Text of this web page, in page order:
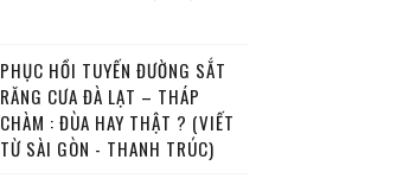
PHỤC HỒI TUYẾN ĐƯỜNG SẮT
RĂNG CƯA ĐÀ LẠT – THÁP
CHÀM : ĐÙA HAY THẬT ? (VIẾT
TỪ SÀI GÒN - THANH TRÚC)